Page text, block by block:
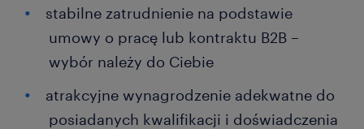
stabilne zatrudnienie na podstawie
umowy o pracę lub kontraktu B2B –
wybór należy do Ciebie
atrakcyjne wynagrodzenie adekwatne do
posiadanych kwalifikacji i doświadczenia